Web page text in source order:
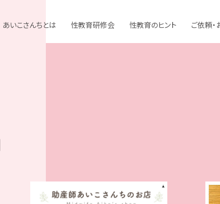
あいこさんちとは 性教育研修会 性教育のヒント ご依頼